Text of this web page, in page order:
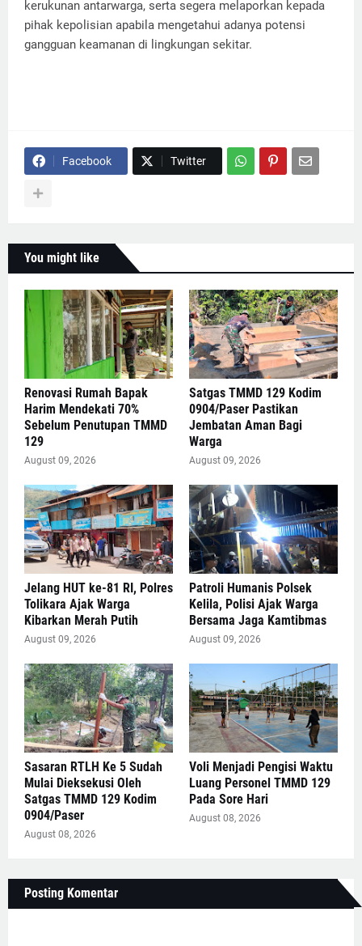
kerukunan antarwarga, serta segera melaporkan kepada
pihak kepolisian apabila mengetahui adanya potensi
gangguan keamanan di lingkungan sekitar.
Facebook Twitter
You might like
Renovasi Rumah Bapak
Harim Mendekati 70%
Sebelum Penutupan TMMD
129
August 09, 2026
Satgas TMMD 129 Kodim
0904/Paser Pastikan
Jembatan Aman Bagi
Warga
August 09, 2026
Jelang HUT ke-81 RI, Polres
Tolikara Ajak Warga
Kibarkan Merah Putih
August 09, 2026
Patroli Humanis Polsek
Kelila, Polisi Ajak Warga
Bersama Jaga Kamtibmas
August 09, 2026
Sasaran RTLH Ke 5 Sudah
Mulai Dieksekusi Oleh
Satgas TMMD 129 Kodim
0904/Paser
August 08, 2026
Voli Menjadi Pengisi Waktu
Luang Personel TMMD 129
Pada Sore Hari
August 08, 2026
Posting Komentar